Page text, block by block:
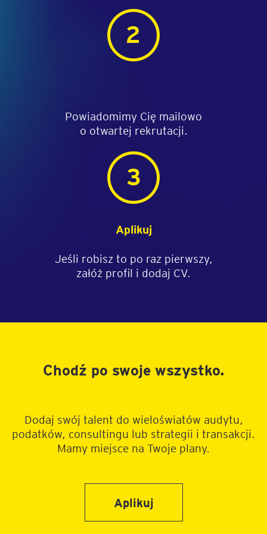
Powiadomimy Cię mailowo
o otwartej rekrutacji.
Aplikuj
Jeśli robisz to po raz pierwszy,
załóż profil i dodaj CV.
Chodź po swoje wszystko.
Dodaj swój talent do wieloświatów audytu,
podatków, consultingu lub strategii i transakcji.
Mamy miejsce na Twoje plany.
Aplikuj